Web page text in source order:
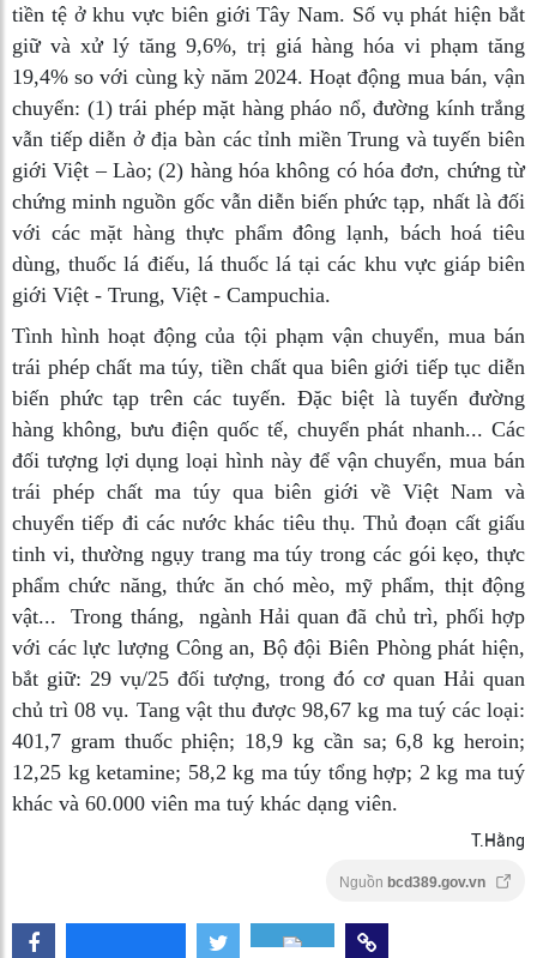
tiền tệ ở khu vực biên giới Tây Nam. Số vụ phát hiện bắt
giữ và xử lý tăng 9,6%, trị giá hàng hóa vi phạm tăng
19,4% so với cùng kỳ năm 2024. Hoạt động mua bán, vận
chuyển: (1) trái phép mặt hàng pháo nổ, đường kính trắng
vẫn tiếp diễn ở địa bàn các tỉnh miền Trung và tuyến biên
giới Việt – Lào; (2) hàng hóa không có hóa đơn, chứng từ
chứng minh nguồn gốc vẫn diễn biến phức tạp, nhất là đối
với các mặt hàng thực phẩm đông lạnh, bách hoá tiêu
dùng, thuốc lá điếu, lá thuốc lá tại các khu vực giáp biên
giới Việt - Trung, Việt - Campuchia.
Tình hình hoạt động của tội phạm vận chuyển, mua bán
trái phép chất ma túy, tiền chất qua biên giới tiếp tục diễn
biến phức tạp trên các tuyến. Đặc biệt là tuyến đường
hàng không, bưu điện quốc tế, chuyển phát nhanh... Các
đối tượng lợi dụng loại hình này để vận chuyển, mua bán
trái phép chất ma túy qua biên giới về Việt Nam và
chuyển tiếp đi các nước khác tiêu thụ. Thủ đoạn cất giấu
tinh vi, thường ngụy trang ma túy trong các gói kẹo, thực
phẩm chức năng, thức ăn chó mèo, mỹ phẩm, thịt động
vật... Trong tháng, ngành Hải quan đã chủ trì, phối hợp
với các lực lượng Công an, Bộ đội Biên Phòng phát hiện,
bắt giữ: 29 vụ/25 đối tượng, trong đó cơ quan Hải quan
chủ trì 08 vụ. Tang vật thu được 98,67 kg ma tuý các loại:
401,7 gram thuốc phiện; 18,9 kg cần sa; 6,8 kg heroin;
12,25 kg ketamine; 58,2 kg ma túy tổng hợp; 2 kg ma tuý
khác và 60.000 viên ma tuý khác dạng viên.
T.Hằng
Nguồn bcd389.gov.vn